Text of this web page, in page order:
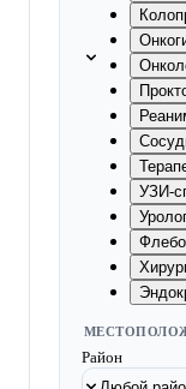
УЗИ-
Район